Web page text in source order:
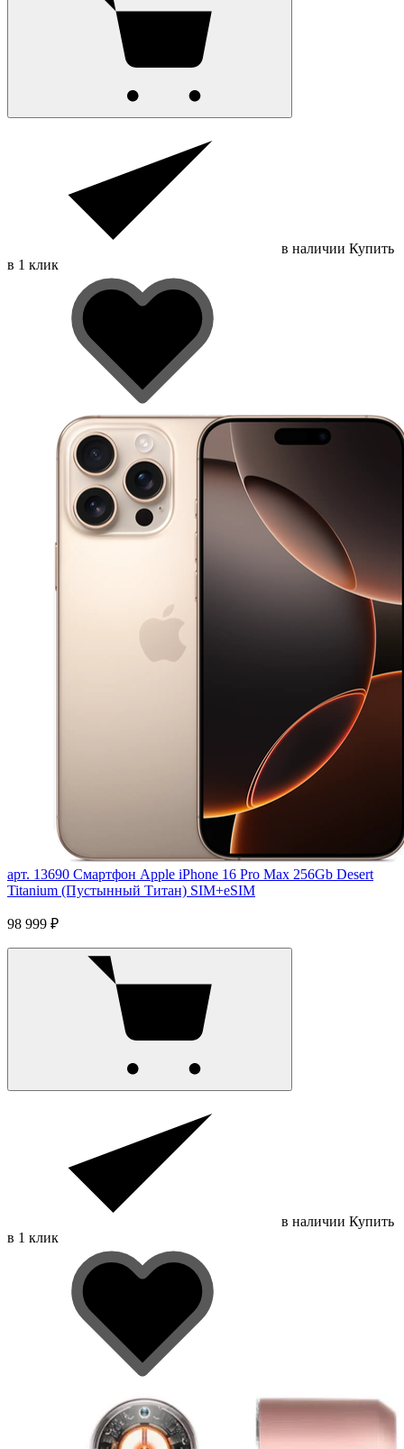
в наличии Купить
в 1 клик
арт. 13690 Смартфон Apple iPhone 16 Pro Max 256Gb Desert
Titanium (Пустынный Титан) SIM+eSIM
98 999 ₽
в наличии Купить
в 1 клик